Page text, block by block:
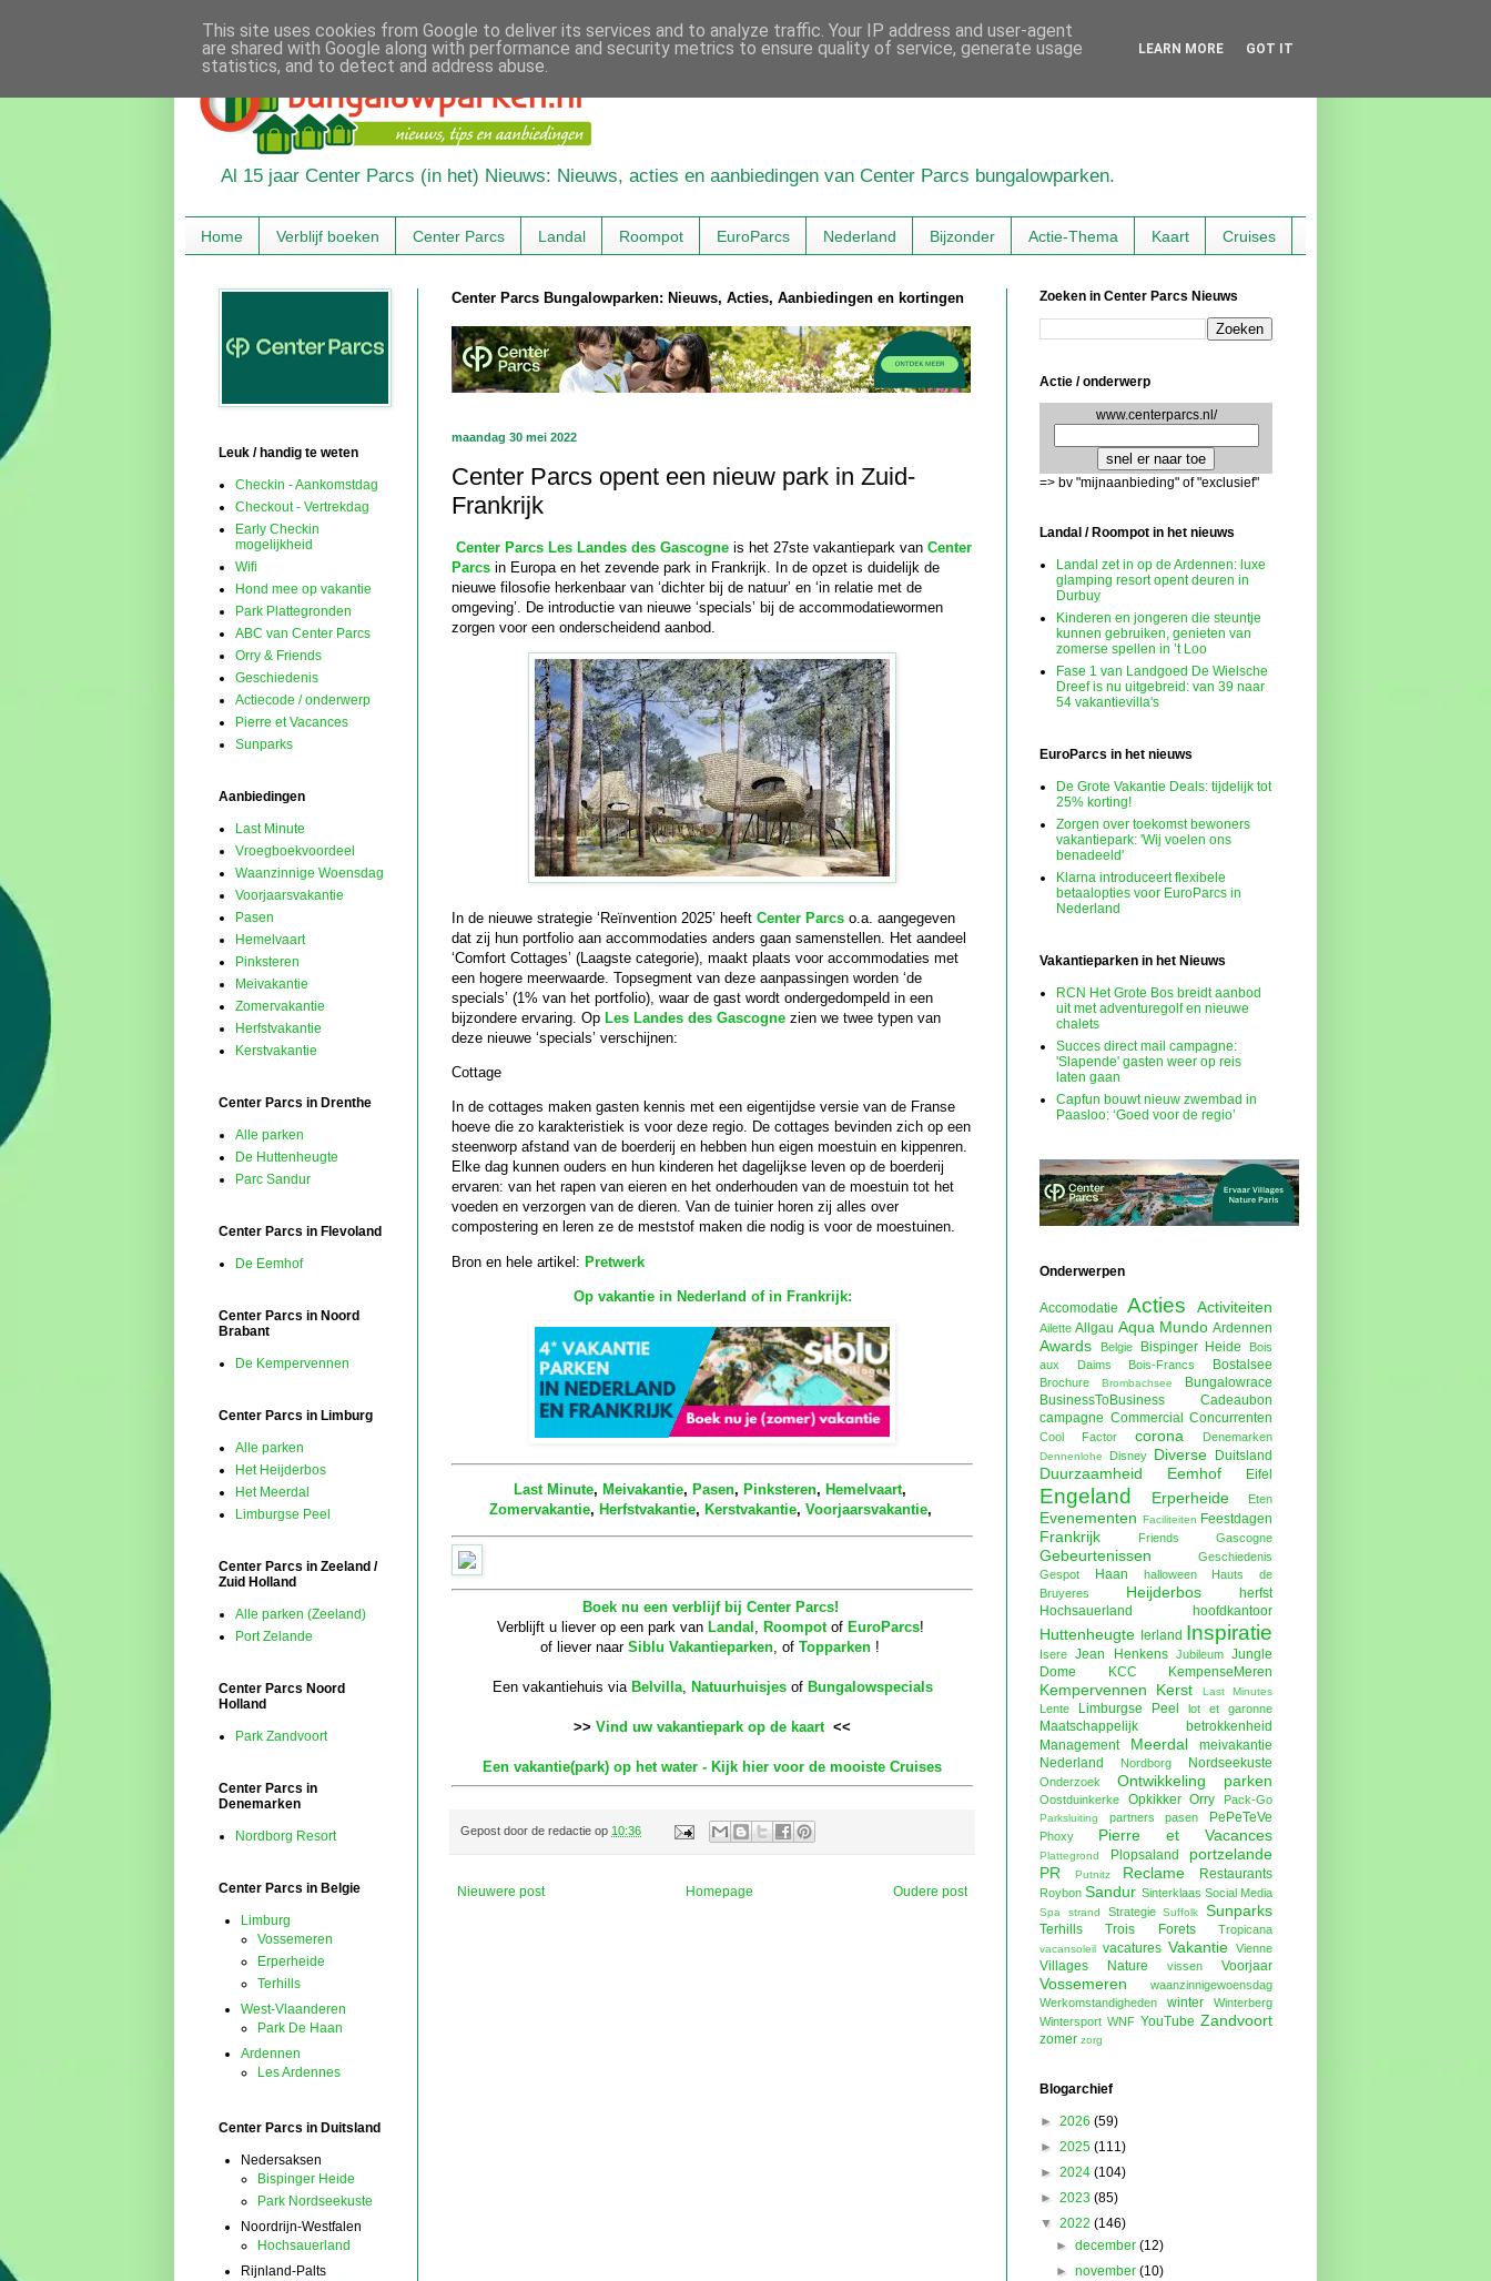
Al 15 jaar Center Parcs (in het) Nieuws: Nieuws, acties en aanbiedingen van Center Parcs bungalowparken.
Home Verblijf boeken Center Parcs Landal Roompot EuroParcs Nederland Bijzonder Actie-Thema Kaart Cruises
Center Parcs Bungalowparken: Nieuws, Acties, Aanbiedingen en kortingen
maandag 30 mei 2022
Center Parcs opent een nieuw park in Zuid-
Frankrijk
Center Parcs Les Landes des Gascogne is het 27ste vakantiepark van Center
Parcs in Europa en het zevende park in Frankrijk. In de opzet is duidelijk de
nieuwe filosofie herkenbaar van ‘dichter bij de natuur’ en ‘in relatie met de
omgeving’. De introductie van nieuwe ‘specials’ bij de accommodatiewormen
zorgen voor een onderscheidend aanbod.
In de nieuwe strategie ‘Reïnvention 2025’ heeft Center Parcs o.a. aangegeven
dat zij hun portfolio aan accommodaties anders gaan samenstellen. Het aandeel
‘Comfort Cottages’ (Laagste categorie), maakt plaats voor accommodaties met
een hogere meerwaarde. Topsegment van deze aanpassingen worden ‘de
specials’ (1% van het portfolio), waar de gast wordt ondergedompeld in een
bijzondere ervaring. Op Les Landes des Gascogne zien we twee typen van
deze nieuwe ‘specials’ verschijnen:
Cottage
In de cottages maken gasten kennis met een eigentijdse versie van de Franse
hoeve die zo karakteristiek is voor deze regio. De cottages bevinden zich op een
steenworp afstand van de boerderij en hebben hun eigen moestuin en kippenren.
Elke dag kunnen ouders en hun kinderen het dagelijkse leven op de boerderij
ervaren: van het rapen van eieren en het onderhouden van de moestuin tot het
voeden en verzorgen van de dieren. Van de tuinier horen zij alles over
compostering en leren ze de meststof maken die nodig is voor de moestuinen.
Bron en hele artikel: Pretwerk
Op vakantie in Nederland of in Frankrijk:
Last Minute, Meivakantie, Pasen, Pinksteren, Hemelvaart,
Zomervakantie, Herfstvakantie, Kerstvakantie, Voorjaarsvakantie,
Boek nu een verblijf bij Center Parcs!
Verblijft u liever op een park van Landal , Roompotof EuroParcs!
of liever naar Siblu Vakantieparken, of Topparken !
Een vakantiehuis via Belvilla, Natuurhuisjesof Bungalowspecials
>> Vind uw vakantiepark op de kaart<<
Een vakantie(park) op het water - Kijk hier voor de mooiste Cruises
Gepost door de redactie op 10:36
Nieuwere post Oudere post
Homepage
Leuk / handig te weten
Checkin - Aankomstdag
Checkout - Vertrekdag
Early Checkin
mogelijkheid
Wifi
Hond mee op vakantie
Park Plattegronden
ABC van Center Parcs
Orry & Friends
Geschiedenis
Actiecode / onderwerp
Pierre et Vacances
Sunparks
Aanbiedingen
Last Minute
Vroegboekvoordeel
Waanzinnige Woensdag
Voorjaarsvakantie
Pasen
Hemelvaart
Pinksteren
Meivakantie
Zomervakantie
Herfstvakantie
Kerstvakantie
Center Parcs in Drenthe
Alle parken
De Huttenheugte
Parc Sandur
Center Parcs in Flevoland
De Eemhof
Center Parcs in Noord
Brabant
De Kempervennen
Center Parcs in Limburg
Alle parken
Het Heijderbos
Het Meerdal
Limburgse Peel
Center Parcs in Zeeland /
Zuid Holland
Alle parken (Zeeland)
Port Zelande
Center Parcs Noord
Holland
Park Zandvoort
Center Parcs in
Denemarken
Nordborg Resort
Center Parcs in Belgie
Limburg
Vossemeren
Erperheide
Terhills
West-Vlaanderen
Park De Haan
Ardennen
Les Ardennes
Center Parcs in Duitsland
Nedersaksen
Bispinger Heide
Park Nordseekuste
Noordrijn-Westfalen
Hochsauerland
Rijnland-Palts
Zoeken in Center Parcs Nieuws
Actie / onderwerp
www.centerparcs.nl/
=> bv "mijnaanbieding" of "exclusief"
Landal / Roompot in het nieuws
Landal zet in op de Ardennen: luxe
glamping resort opent deuren in
Durbuy
Kinderen en jongeren die steuntje
kunnen gebruiken, genieten van
zomerse spellen in ’t Loo
Fase 1 van Landgoed De Wielsche
Dreef is nu uitgebreid: van 39 naar
54 vakantievilla's
EuroParcs in het nieuws
De Grote Vakantie Deals: tijdelijk tot
25% korting!
Zorgen over toekomst bewoners
vakantiepark: 'Wij voelen ons
benadeeld'
Klarna introduceert flexibele
betaalopties voor EuroParcs in
Nederland
Vakantieparken in het Nieuws
RCN Het Grote Bos breidt aanbod
uit met adventuregolf en nieuwe
chalets
Succes direct mail campagne:
'Slapende' gasten weer op reis
laten gaan
Capfun bouwt nieuw zwembad in
Paasloo: ‘Goed voor de regio’
Onderwerpen
Accomodatie Acties Activiteiten
Ailette Allgau Aqua Mundo Ardennen
Awards Belgie Bispinger Heide
Bois
aux Daims
Bois-Francs Bostalsee
Brochure Brombachsee
Bungalowrace
BusinessToBusiness
Cadeaubon
campagne Commercial Concurrenten
Cool Factor corona Denemarken
Dennenlohe Disney Diverse Duitsland
Duurzaamheid Eemhof Eifel
Engeland Erperheide Eten
Evenementen Faciliteiten Feestdagen
Frankrijk Friends Gascogne
Gebeurtenissen
Geschiedenis
Gespot
Haan halloween
Hauts de
Bruyeres
Heijderbos
herfst
Hochsauerland
hoofdkantoor
Huttenheugte Ierland Inspiratie
Isere Jean Henkens Jubileum
Jungle
Dome
KCC KempenseMeren
Kempervennen Kerst Last Minutes
Lente Limburgse Peel lot et garonne
Maatschappelijk betrokkenheid
Management
Meerdal
meivakantie
Nederland
Nordborg Nordseekuste
Onderzoek Ontwikkeling parken
Oostduinkerke Opkikker Orry Pack-Go
Parksluiting partners pasen PePeTeVe
Phoxy Pierre et Vacances
Plattegrond Plopsaland
portzelande
PR
Putnitz Reclame Restaurants
Roybon Sandur Sinterklaas Social Media
Spa strand Strategie Suffolk Sunparks
Terhills Trois Forets Tropicana
vacansoleil vacatures Vakantie Vienne
Villages Nature vissen Voorjaar
Vossemeren
waanzinnigewoensdag
Werkomstandigheden
winter
Winterberg
Wintersport WNF YouTube Zandvoort
zomer zorg
Blogarchief
► 2026 (59)
► 2025 (111)
► 2024 (104)
► 2023 (85)
▼ 2022 (146)
►december(12)
►november(10)
This site uses cookies from Google to deliver its services and to analyze traffic. Your IP address and user-agent
are shared with Google along with performance and security metrics to ensure quality of service, generate usage
statistics, and to detect and address abuse.
LEARN MORE GOT IT